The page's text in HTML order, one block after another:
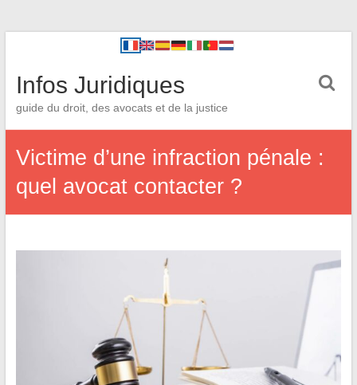
Infos Juridiques
guide du droit, des avocats et de la justice
Victime d’une infraction pénale :
quel avocat contacter ?